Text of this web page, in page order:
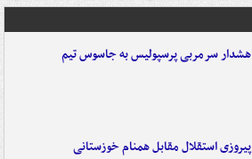
هشدار سرمربی پرسپولیس به جاسوس تیم
پیروزی استقلال مقابل همنام خوزستانی